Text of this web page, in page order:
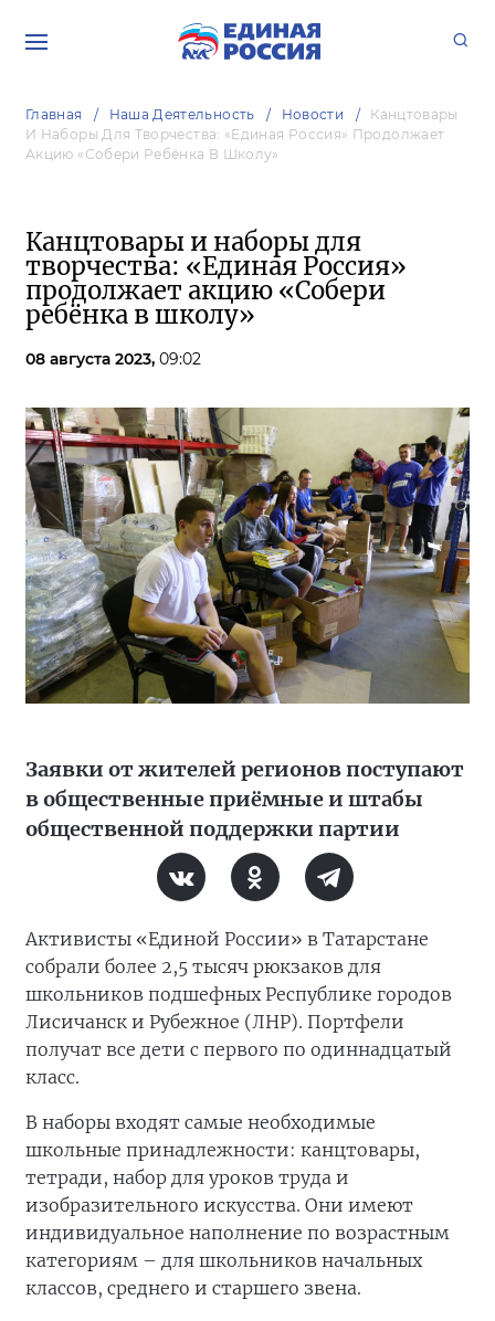
Главная Наша Деятельность Новости
Канцтовары
И Наборы Для Творчества: «Единая Россия» Продолжает
Акцию «Собери Ребёнка В Школу»
Канцтовары и наборы для
творчества: «Единая Россия»
продолжает акцию «Собери
ребёнка в школу»
08 августа 2023, 09:02
Заявки от жителей регионов поступают
в общественные приёмные и штабы
общественной поддержки партии
Активисты «Единой России» в Татарстане
собрали более 2,5 тысяч рюкзаков для
школьников подшефных Республике городов
Лисичанск и Рубежное (ЛНР). Портфели
получат все дети с первого по одиннадцатый
класс.
В наборы входят самые необходимые
школьные принадлежности: канцтовары,
тетради, набор для уроков труда и
изобразительного искусства. Они имеют
индивидуальное наполнение по возрастным
категориям – для школьников начальных
классов, среднего и старшего звена.